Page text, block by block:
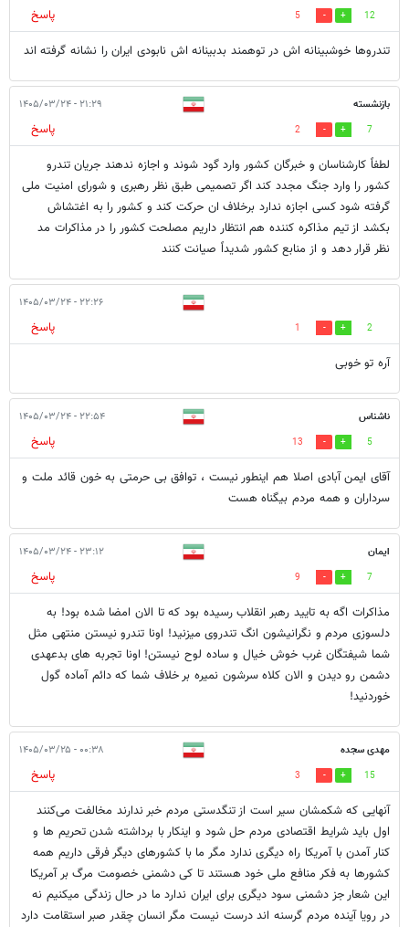
12
5
پاسخ
تندروها خوشبینانه اش در توهمند بدبینانه اش نابودی ایران را نشانه گرفته اند
بازنشسته ۲۱:۲۹ - ۱۴۰۵/۰۳/۲۴
7
2
پاسخ
لطفاً کارشناسان و خبرگان کشور وارد گود شوند و اجازه ندهند جریان تندرو
کشور را وارد جنگ مجدد کند اگر تصمیمی طبق نظر رهبری و شورای امنیت ملی
گرفته شود کسی اجازه ندارد برخلاف ان حرکت کند و کشور را به اغتشاش
بکشد از تیم مذاکره کننده هم انتظار داریم مصلحت کشور را در مذاکرات مد
نظر قرار دهد و از منابع کشور شدیداً صیانت کنند
۲۲:۲۶ - ۱۴۰۵/۰۳/۲۴
2
1
پاسخ
آره تو خوبی
ناشناس ۲۲:۵۴ - ۱۴۰۵/۰۳/۲۴
5
13
پاسخ
آقای ایمن آبادی اصلا هم اینطور نیست ، توافق بی حرمتی به خون قائد ملت و
سرداران و همه مردم بیگناه هست
ایمان ۲۳:۱۲ - ۱۴۰۵/۰۳/۲۴
7
9
پاسخ
مذاکرات اگه به تایید رهبر انقلاب رسیده بود که تا الان امضا شده بود! به
دلسوزی مردم و نگرانیشون انگ تندروی میزنید! اونا تندرو نیستن منتهی مثل
شما شیفتگان غرب خوش خیال و ساده لوح نیستن! اونا تجربه های بدعهدی
دشمن رو دیدن و الان کلاه سرشون نمیره بر خلاف شما که دائم آماده گول
خوردنید!
مهدی سجده ۰۰:۳۸ - ۱۴۰۵/۰۳/۲۵
15
3
پاسخ
آنهایی که شکمشان سیر است از تنگدستی مردم خبر ندارند مخالفت می‌کنند
اول باید شرایط اقتصادی مردم حل شود و اینکار با برداشته شدن تحریم ها و
کنار آمدن با آمریکا راه دیگری ندارد مگر ما با کشورهای دیگر فرقی داریم همه
کشورها به فکر منافع ملی خود هستند تا کی دشمنی خصومت مرگ بر آمریکا
این شعار جز دشمنی سود دیگری برای ایران ندارد ما در حال زندگی میکنیم نه
در رویا آینده مردم گرسنه اند درست نیست مگر انسان چقدر صبر استقامت دارد